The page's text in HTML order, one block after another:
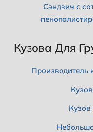
Сэндвич с
Кузова Для
Производитель